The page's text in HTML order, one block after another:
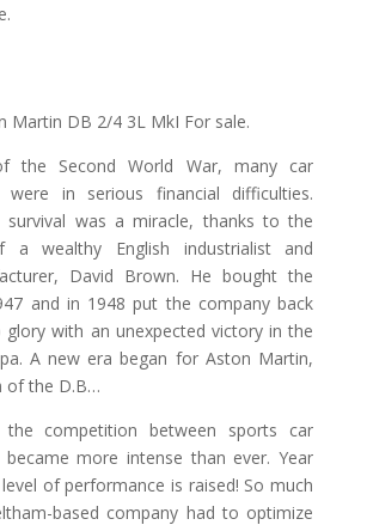
Martin DB 2/4 3L MkI For sale.
the Second World War, many car
were in serious financial difficulties.
survival was a miracle, thanks to the
a wealthy English industrialist and
David Brown. He bought the
and in 1948 put the company back
with an unexpected victory in the
A new era began for Aston Martin,
of the D.B…
competition between sports car
became more intense than ever. Year
of performance is raised! So much
based company had to optimize